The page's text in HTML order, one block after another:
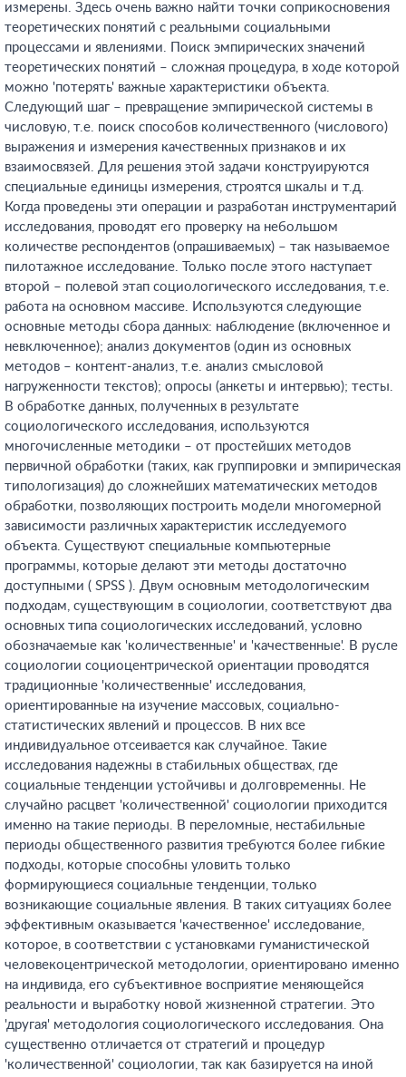
измерены. Здесь очень важно найти точки соприкосновения
теоретических понятий с реальными социальными
процессами и явлениями. Поиск эмпирических значений
теоретических понятий – сложная процедура, в ходе которой
можно 'потерять' важные характеристики объекта.
Следующий шаг – превращение эмпирической системы в
числовую, т.е. поиск способов количественного (числового)
выражения и измерения качественных признаков и их
взаимосвязей. Для решения этой задачи конструируются
специальные единицы измерения, строятся шкалы и т.д.
Когда проведены эти операции и разработан инструментарий
исследования, проводят его проверку на небольшом
количестве респондентов (опрашиваемых) – так называемое
пилотажное исследование. Только после этого наступает
второй – полевой этап социологического исследования, т.е.
работа на основном массиве. Используются следующие
основные методы сбора данных: наблюдение (включенное и
невключенное); анализ документов (один из основных
методов – контент-анализ, т.е. анализ смысловой
нагруженности текстов); опросы (анкеты и интервью); тесты.
В обработке данных, полученных в результате
социологического исследования, используются
многочисленные методики – от простейших методов
первичной обработки (таких, как группировки и эмпирическая
типологизация) до сложнейших математических методов
обработки, позволяющих построить модели многомерной
зависимости различных характеристик исследуемого
объекта. Существуют специальные компьютерные
программы, которые делают эти методы достаточно
доступными ( SPSS ). Двум основным методологическим
подходам, существующим в социологии, соответствуют два
основных типа социологических исследований, условно
обозначаемые как 'количественные' и 'качественные'. В русле
социологии социоцентрической ориентации проводятся
традиционные 'количественные' исследования,
ориентированные на изучение массовых, социально-
статистических явлений и процессов. В них все
индивидуальное отсеивается как случайное. Такие
исследования надежны в стабильных обществах, где
социальные тенденции устойчивы и долговременны. Не
случайно расцвет 'количественной' социологии приходится
именно на такие периоды. В переломные, нестабильные
периоды общественного развития требуются более гибкие
подходы, которые способны уловить только
формирующиеся социальные тенденции, только
возникающие социальные явления. В таких ситуациях более
эффективным оказывается 'качественное' исследование,
которое, в соответствии с установками гуманистической
человекоцентрической методологии, ориентировано именно
на индивида, его субъективное восприятие меняющейся
реальности и выработку новой жизненной стратегии. Это
'другая' методология социологического исследования. Она
существенно отличается от стратегий и процедур
'количественной' социологии, так как базируется на иной